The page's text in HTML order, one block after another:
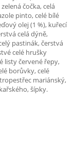
čočka, celá
pinto, celé bílé
olej (1 %), kuřecí
celá dýně,
pastinák, čerstvá
celé hrušky
listy červené řepy,
borůvky, celé
mariánský,
šípky.